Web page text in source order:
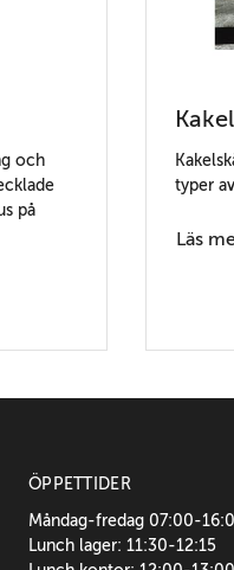
och
på
typer
Läs
ÖPPETTIDER
Måndag-fredag 07:00-
Lunch lager: 11:30-12:15